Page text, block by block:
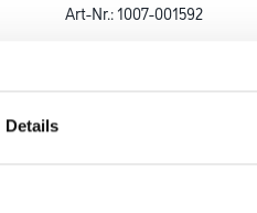
Details
Art-Nr.:1007-001592